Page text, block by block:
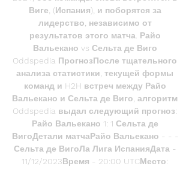
Виге, (Испания), и поборятся за
лидерство, независимо от
результатов этого матча. Райо
Вальекано vs Сельта де Виго
Oddspedia ПрогнозПосле тщательного
анализа статистики, текущей формы
команд и H2H встреч между Райо
Вальекано и Сельта де Виго, алгоритм
Oddspedia выдал следующий прогноз:
Райо Вальекано 1: 1 Сельта де
ВигоДетали матчаРайо Вальекано - - -
Сельта де ВигоЛа Лига ИспанияДата -
11/12/2023Время - 20:00 UTCМесто: